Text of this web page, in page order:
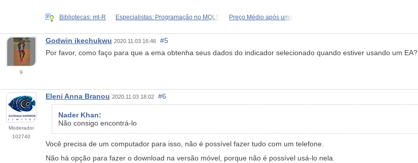
Bibliotecas: mt-R Especialistas: Programação no MQL5 Preço Médio após uma
9
Godwin ikechukwu 2020.11.03 16:46
#5
Por favor, como faço para que a ema obtenha seus dados do indicador selecionado quando estiver usando um EA?
Moderador
102740
Eleni Anna Branou 2020.11.03 18:02 #6
Nader Khan:
Não consigo encontrá-lo
Você precisa de um computador para isso, não é possível fazer tudo com um telefone.
Não há opção para fazer o download na versão móvel , porque não é possível usá-lo nela.